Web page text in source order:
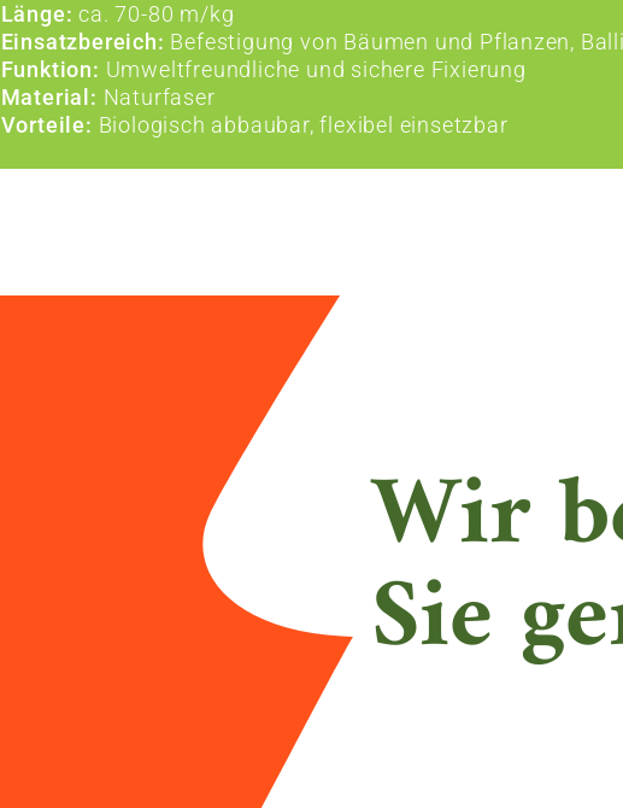
Länge: ca. 70-80 m/kg
Einsatzbereich: Befestigung von Bäumen und Pflanzen,
Funktion: Umweltfreundliche und sichere Fixierung
Material: Naturfaser
Vorteile: Biologisch abbaubar, flexibel einsetzbar
Wir
Sie